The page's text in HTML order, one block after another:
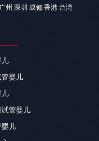
州 深圳 成都 香港 台湾
儿
婴儿
儿
管婴儿
儿